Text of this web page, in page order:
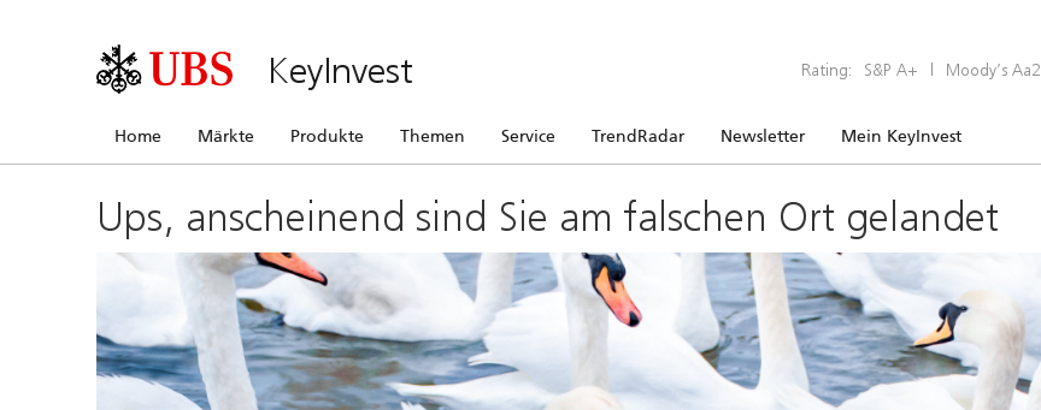
KeyInvest Rating: S&P A+ | Moody’s Aa2
Home Märkte Produkte Themen Service TrendRadar Newsletter Mein KeyInvest
Ups, anscheinend sind Sie am falschen Ort gelandet